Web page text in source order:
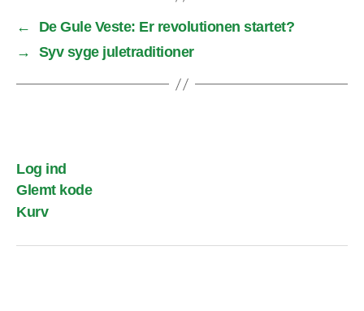
←
De Gule Veste: Er revolutionen startet?
→
Syv syge juletraditioner
Log ind
Glemt kode
Kurv